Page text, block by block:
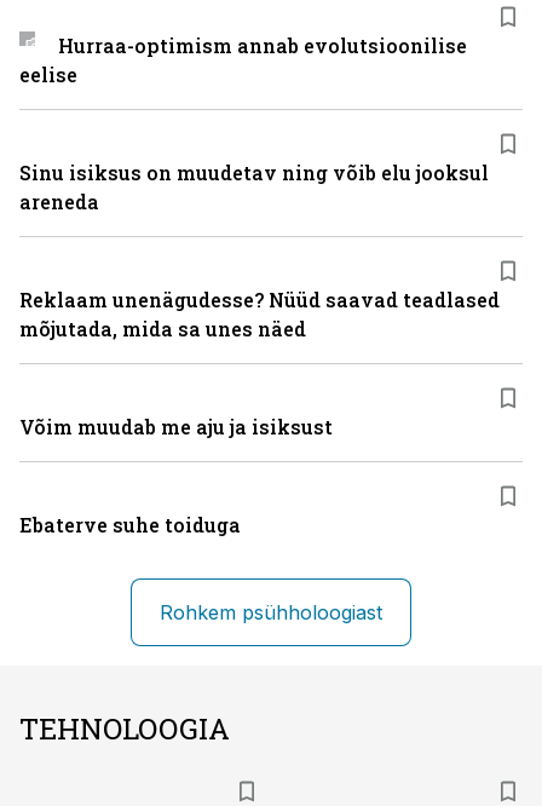
Hurraa-optimism annab evolutsioonilise
eelise
Sinu isiksus on muudetav ning võib elu jooksul
areneda
Reklaam unenägudesse? Nüüd saavad teadlased
mõjutada, mida sa unes näed
Võim muudab me aju ja isiksust
Ebaterve suhe toiduga
Rohkem psühholoogiast
TEHNOLOOGIA